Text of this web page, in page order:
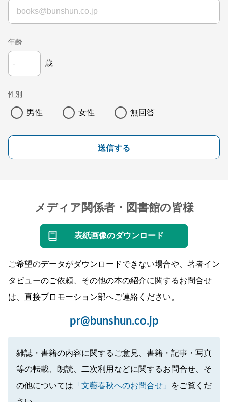
年齢
歳
性別
男性 女性 無回答
送信する
メディア関係者・図書館の皆様
表紙画像のダウンロード
ご希望のデータがダウンロードできない場合や、著者イン
タビューのご依頼、その他の本の紹介に関するお問合せ
は、直接プロモーション部へご連絡ください。
pr@bunshun.co.jp
雑誌・書籍の内容に関するご意見、書籍・記事・写真
等の転載、朗読、二次利用などに関するお問合せ、そ
の他については 「文藝春秋へのお問合せ」
をご覧くだ